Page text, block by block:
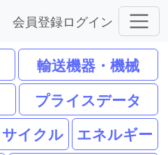
会員登録ログイン
輸送機器・機械
プライスデータ
イクル
エネルギー